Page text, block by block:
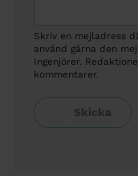
Skriv en mejladress
använd gärna den
Ingenjörer.
kommentarer.